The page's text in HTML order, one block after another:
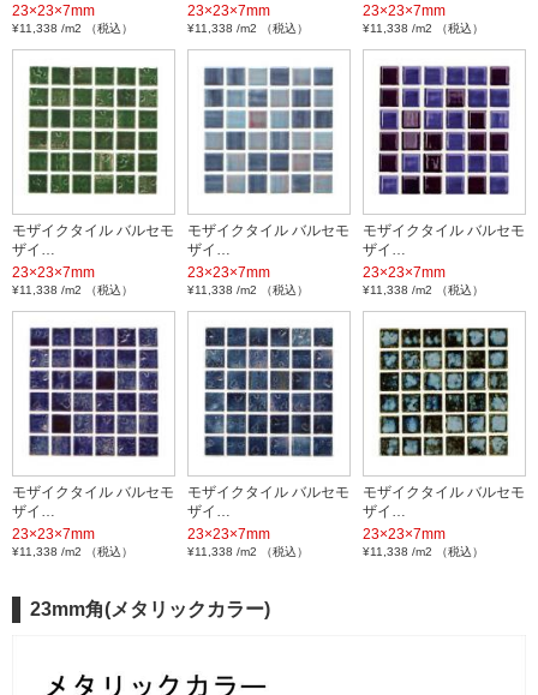
23×23×7mm
¥11,338 /m2 （税込）
23×23×7mm
¥11,338 /m2 （税込）
23×23×7mm
¥11,338 /m2 （税込）
モザイクタイル バルセモ
ザイ…
23×23×7mm
¥11,338 /m2 （税込）
モザイクタイル バルセモ
ザイ…
23×23×7mm
¥11,338 /m2 （税込）
モザイクタイル バルセモ
ザイ…
23×23×7mm
¥11,338 /m2 （税込）
モザイクタイル バルセモ
ザイ…
23×23×7mm
¥11,338 /m2 （税込）
モザイクタイル バルセモ
ザイ…
23×23×7mm
¥11,338 /m2 （税込）
モザイクタイル バルセモ
ザイ…
23×23×7mm
¥11,338 /m2 （税込）
23mm角(メタリックカラー)